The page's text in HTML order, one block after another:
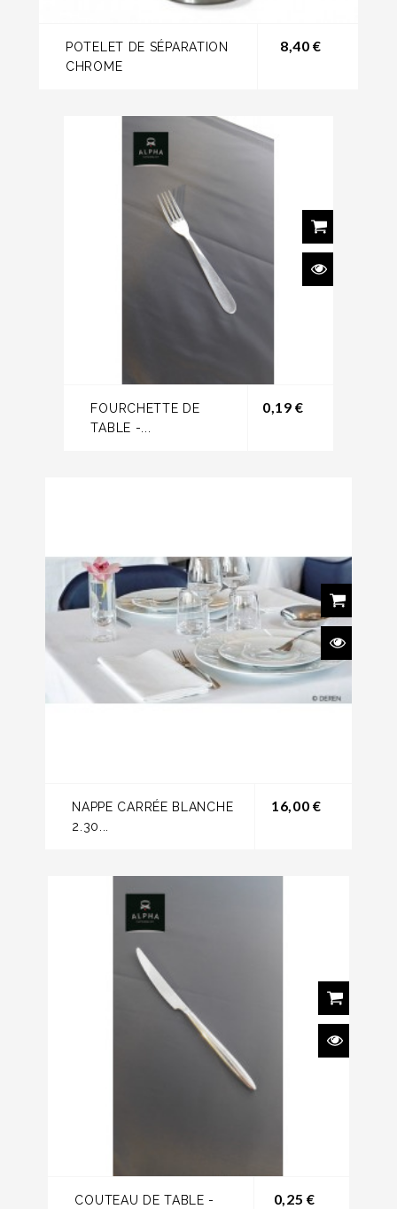
POTELET DE SÉPARATION
CHROME
8,40 €
FOURCHETTE DE
TABLE -...
0,19 €
NAPPE CARRÉE BLANCHE
2.30...
16,00 €Prix
COUTEAU DE TABLE -
0,25 €Prix